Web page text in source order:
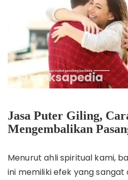
Jasa Puter Giling,
Mengembalikan
Menurut ahli spiritual kami,
ini memiliki efek yang